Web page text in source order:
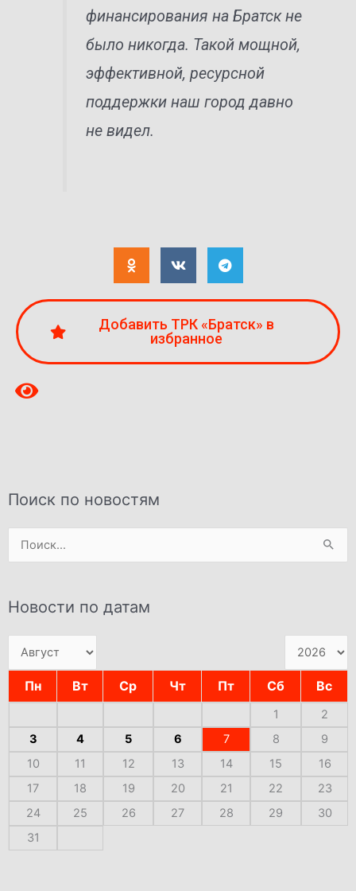
финансирования на Братск не
было никогда. Такой мощной,
эффективной, ресурсной
поддержки наш город давно
не видел.
Добавить ТРК «Братск» в
избранное
Поиск по новостям
Поиск:
Новости по датам
Пн Вт Ср Чт Пт Сб Вс
1
2
3
4 5 6 7 8
9
10
11 12 13 14 15
16
17
18 19 20 21 22
23
24
25 26 27 28 29
30
31